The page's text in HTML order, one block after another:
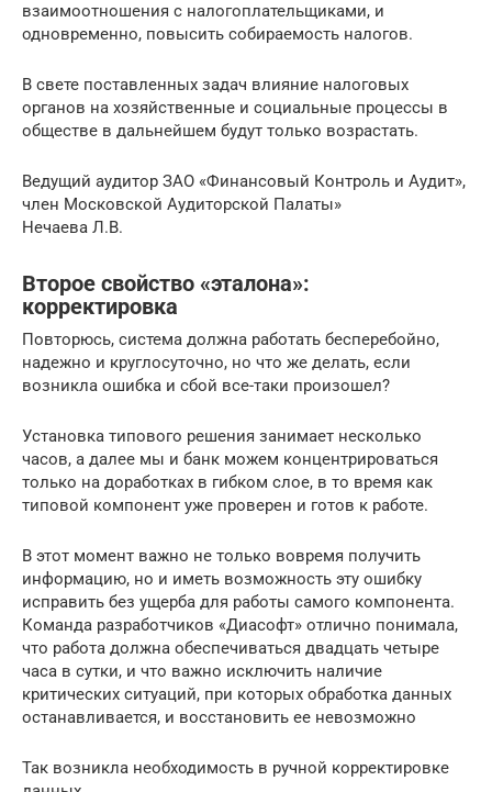
взаимоотношения с налогоплательщиками, и
одновременно, повысить собираемость налогов.
В свете поставленных задач влияние налоговых
органов на хозяйственные и социальные процессы в
обществе в дальнейшем будут только возрастать.
Ведущий аудитор ЗАО «Финансовый Контроль и Аудит»,
член Московской Аудиторской Палаты»
Нечаева Л.В.
Второе свойство «эталона»:
корректировка
Повторюсь, система должна работать бесперебойно,
надежно и круглосуточно, но что же делать, если
возникла ошибка и сбой все-таки произошел?
Установка типового решения занимает несколько
часов, а далее мы и банк можем концентрироваться
только на доработках в гибком слое, в то время как
типовой компонент уже проверен и готов к работе.
В этот момент важно не только вовремя получить
информацию, но и иметь возможность эту ошибку
исправить без ущерба для работы самого компонента.
Команда разработчиков «Диасофт» отлично понимала,
что работа должна обеспечиваться двадцать четыре
часа в сутки, и что важно исключить наличие
критических ситуаций, при которых обработка данных
останавливается, и восстановить ее невозможно
Так возникла необходимость в ручной корректировке